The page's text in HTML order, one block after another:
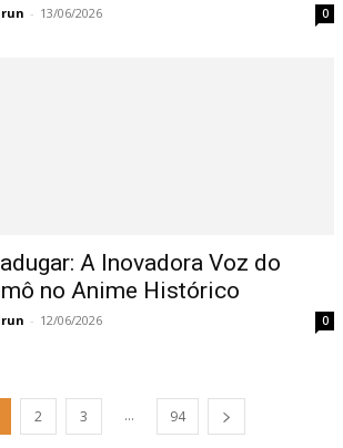
- 13/06/2026 0
A Inovadora Voz do
no Anime Histórico
- 12/06/2026 0
2 3 ... 94